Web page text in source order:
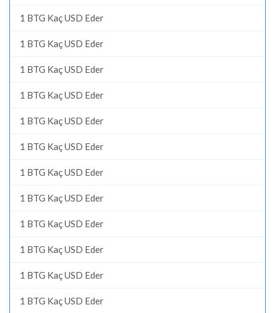
1 BTG Kaç USD Eder
1 BTG Kaç USD Eder
1 BTG Kaç USD Eder
1 BTG Kaç USD Eder
1 BTG Kaç USD Eder
1 BTG Kaç USD Eder
1 BTG Kaç USD Eder
1 BTG Kaç USD Eder
1 BTG Kaç USD Eder
1 BTG Kaç USD Eder
1 BTG Kaç USD Eder
1 BTG Kaç USD Eder